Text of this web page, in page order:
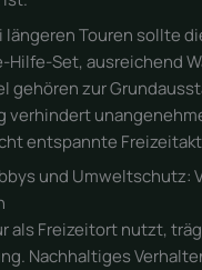
längeren Touren sollte
Hilfe-Set, ausreichend
gehören zur
verhindert
entspannte
und Umweltschutz:
als Freizeitort nutzt,
Nachhaltiges